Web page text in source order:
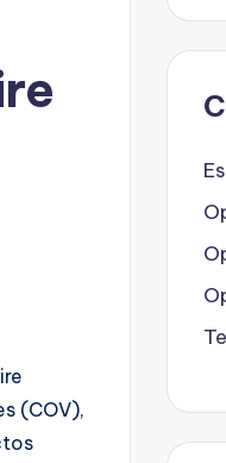
(COV),